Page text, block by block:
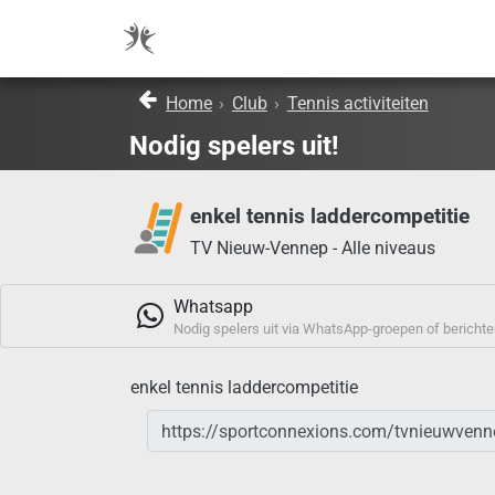
Home › Club › Tennis activiteiten
Nodig spelers uit!
enkel tennis laddercompetitie
TV Nieuw-Vennep - Alle niveaus
Whatsapp
Nodig spelers uit via WhatsApp-groepen of
enkel tennis laddercompetitie